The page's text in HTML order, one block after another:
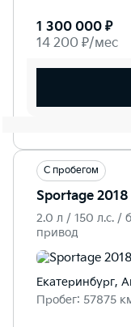
1 300 000 ₽
14 200 ₽/мес
С пробегом
Sportage 2018
2.0 л / 150 л.c. /
привод
Екатеринбург,
Пробег: 57875